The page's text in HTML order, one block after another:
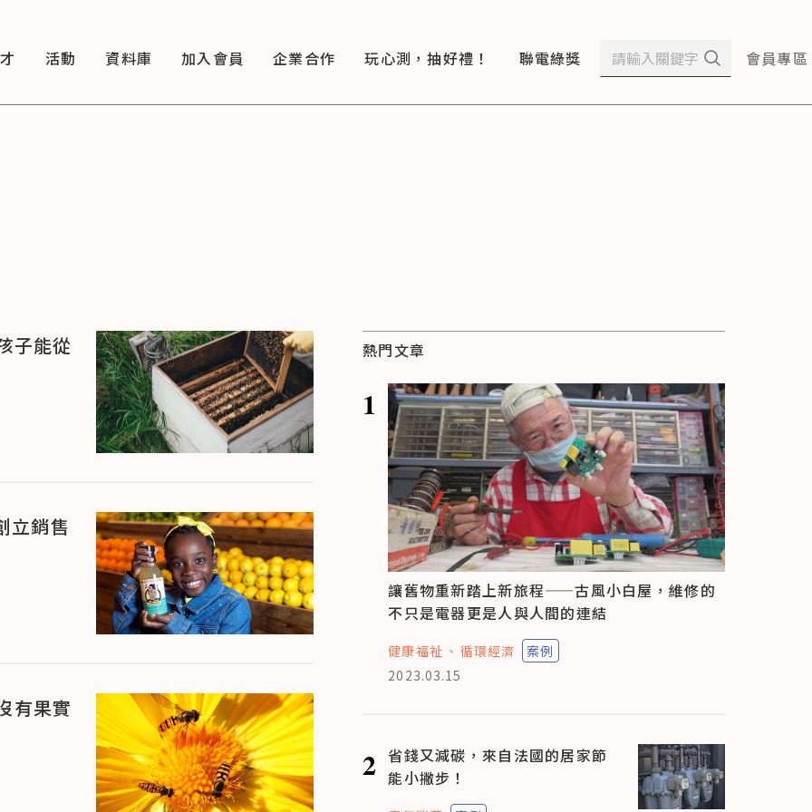
活動 資料庫 加入會員 企業合作 玩心測，抽好禮！ 聯電綠獎 會員專區
子能從
立銷售
有果實
熱門文章
1
讓舊物重新踏上新旅程——古風小白屋，維修的
不只是電器更是人與人間的連結
健康福祉 循環經濟
案例
2023.03.15
2 省錢又減碳，來自法國的居家節
能小撇步！